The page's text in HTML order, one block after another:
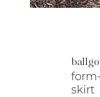
skirt